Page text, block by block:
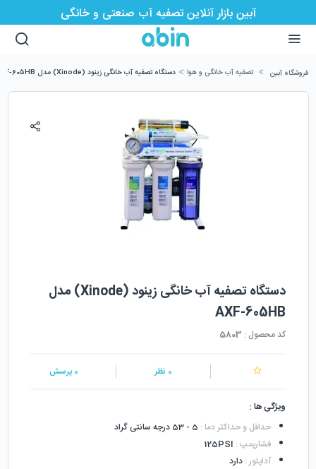
آبین بازار آنلاین تصفیه آب صنعتی و خانگی
فروشگاه آبین > تصفیه آب خانگی و هوا > دستگاه تصفیه آب خانگی زینود (Xinode) مدل AXF-605HB
دستگاه تصفیه آب خانگی زینود (Xinode) مدل
AXF-605HB
کد محصول : 5803
0 نظر 0 پرسش
ویژگی ها :
حداقل و حداکثر دما : 5 - 53 درجه سانتی گراد
فشارپمپ:
125PSI
آداپتور: دارد